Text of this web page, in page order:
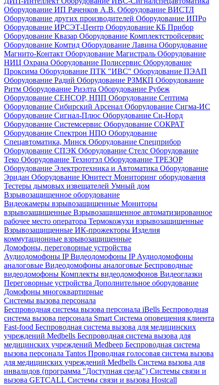
Оборудование ИП Раченков А.В. Оборудование ВИСТЛ
Оборудование других производителей Оборудование ИПРо
Оборудование ИРСЭТ-Центр Оборудование КБ Прибор
Оборудование Квазар Оборудование Комплектстройсервис
Оборудование Комтид Оборудование Лавина Оборудование
Магнито-Контакт Оборудование Магистраль Оборудование
НИЦ Охрана Оборудование Полисервис Оборудование
Проксима Оборудование ПТК "ИВС" Оборудование ПЭАП
Оборудование Радий Оборудование РЗМКП Оборудование
Ритм Оборудование Риэлта Оборудование Рубеж
Оборудование СЕНСОР, НПП Оборудование Септима
Оборудование Сибирский Арсенал Оборудование Сигма-ИС
Оборудование Сигнал-Плюс Оборудование Си-Норд
Оборудование Системсервис Оборудование СОКРАТ
Оборудование Спектрон НПО Оборудование
Спецавтоматика, Минск Оборудование Спецприбор
Оборудование СПЭК Оборудование Стелс Оборудование
Теко Оборудование Технотэл Оборудование ТРЕЗОР
Оборудование Электротехника и Автоматика Оборудование
Эридан Оборудование Юнитест Мониторинг оборудования
Тестеры дымовых извещателей Умный дом
Взрывозащищенное оборудование
Видеокамеры взрывозащищенные Мониторы
взрывозащищенные Взрывозащищенное автоматизированное
рабочее место оператора Термокожухи взрывозащищенные
Взрывозащищенные ИК-прожекторы Изделия
коммутационные взрывозащищенные
Домофоны, переговорные устройства
Аудиодомофоны IPВидеодомофоны IP Аудиодомофоны
аналоговые Видеодомофоны аналоговые Беспроводные
видеодомофоны Комплекты видеодомофонов Видеоглазки
Переговорные устройства Дополнительное оборудование
Домофоны многоквартирные
Системы вызова персонала
Беспроводная система вызова персонала iBells Беспроводная
система вызова персонала Smart Система оповещения клиента
Fast-food Беспроводная система вызова для медицинских
учреждений Medbells Беспроводная система вызова для
медицинских учреждений Medbeep Беспроводная система
вызова персонала Tantos Проводная голосовая система вызова
для медицинских учреждений Medbells Система вызова для
инвалидов (программа "Доступная среда") Системы связи и
вызова GETCALL Системы связи и вызова Hostcall